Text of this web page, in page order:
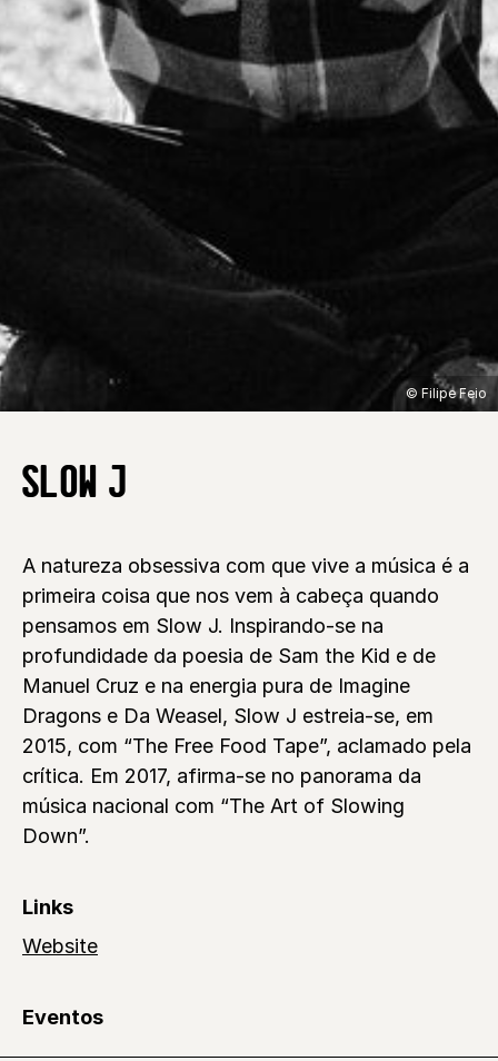
© Filipe Feio
SLOW J
A natureza obsessiva com que vive a música é a
primeira coisa que nos vem à cabeça quando
pensamos em Slow J. Inspirando-se na
profundidade da poesia de Sam the Kid e de
Manuel Cruz e na energia pura de Imagine
Dragons e Da Weasel, Slow J estreia-se, em
2015, com “The Free Food Tape”, aclamado pela
crítica. Em 2017, afirma-se no panorama da
música nacional com “The Art of Slowing
Down”.
Links
Website
Eventos